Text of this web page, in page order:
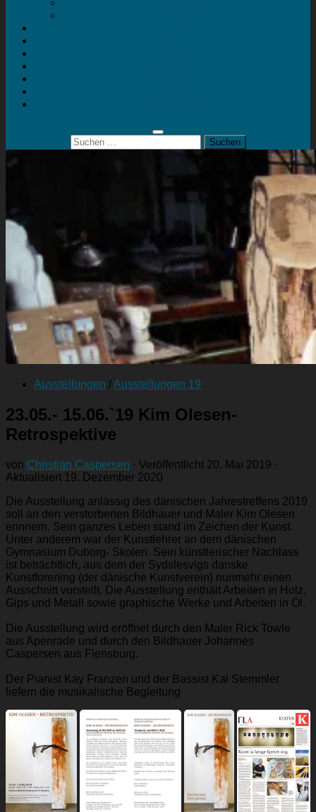
Suchen
nach:
Ausstellungen /Ausstellungen 19
23.05.- 15.06.`19 Kim Olesen-
Retrospektive
von Christian Caspersen · Veröffentlicht 20. Mai 2019 ·
Aktualisiert 19. Dezember 2020
Die Ausstellung anlässig des dänischen Jahrestreffens 2019
soll an den verstorbenen Bildhauer und Maler Kim Olesen
erinnern. Sein ganzes Leben stand im Zeichen der Kunst.
Unter anderem war der Kunstlehrer an dem dänischen
Gymnasium Duborg- Skolen. Sein künstlerischer Nachlass
ist beträchtlich, aus dem der Sydslesvigs danske
Kunstforening (der dänische Kunstverein) nunmehr einen
Ausschnitt vorstellt. Die Ausstellung enthält Arbeiten in Holz,
Gips und Metall sowie graphische Werke und Arbeiten in Öl.
Die Ausstellung wird eröffnet durch den Maler Rick Towle
aus Apenrade und durch den Bildhauer Johannes
Caspersen aus Flensburg.
Der Pianist Kay Franzen und der Bassist Kai Stemmler
liefern die musikalische Begleitung